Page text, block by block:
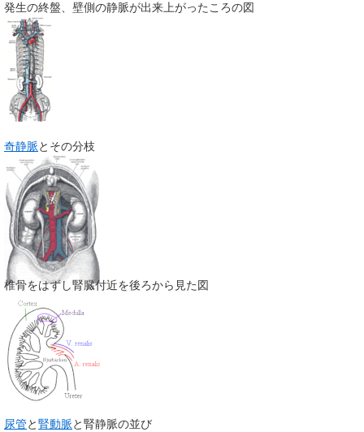
発生の終盤、壁側の静脈が出来上がったころの図
奇静脈とその分枝
椎骨をはずし腎臓付近を後ろから見た図
尿管と腎動脈と腎静脈の並び